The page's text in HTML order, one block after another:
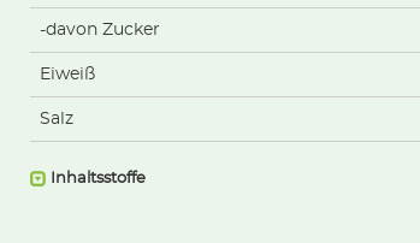
-davon Zucker
Eiweiß
Salz
Inhaltsstoffe